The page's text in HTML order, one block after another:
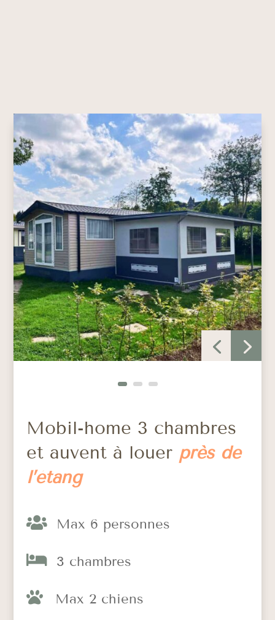
Mobil-home 3 chambres
et auvent à louer près de
l’étang
 Max 6 personnes
 3 chambres
 Max 2 chiens